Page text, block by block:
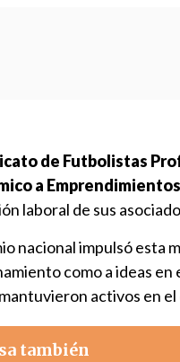
de Futbolistas
a
laboral de sus
nacional impulsó esta
como a ideas en
activos en
también